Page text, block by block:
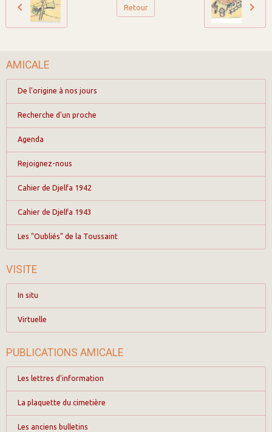
Retour
AMICALE
De l'origine à nos jours
Recherche d'un proche
Agenda
Rejoignez-nous
Cahier de Djelfa 1942
Cahier de Djelfa 1943
Les "Oubliés" de la Toussaint
VISITE
In situ
Virtuelle
PUBLICATIONS AMICALE
Les lettres d'information
La plaquette du cimetière
Les anciens bulletins